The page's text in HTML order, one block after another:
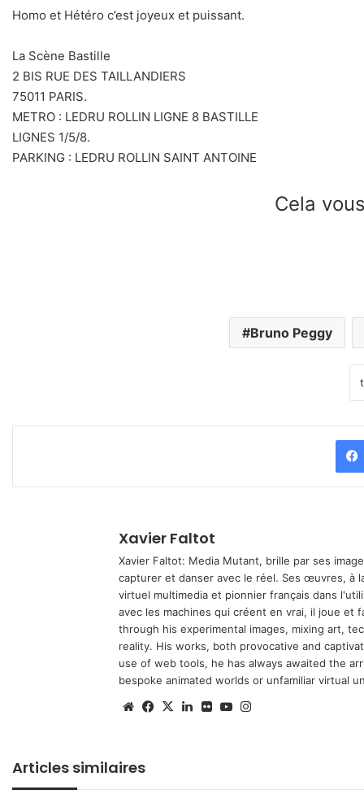
Homo et Hétéro c’est joyeux et puissant.
La Scène Bastille
2 BIS RUE DES TAILLANDIERS
75011 PARIS.
METRO : LEDRU ROLLIN LIGNE 8 BASTILLE
LIGNES 1/5/8.
PARKING : LEDRU ROLLIN SAINT ANTOINE
Cela
Bruno Peggy
Xavier Faltot
Xavier Faltot: Media Mutant, brille par ses
capturer et danser avec le réel. Ses œuvres, à
virtuel multimedia et pionnier français dans
avec les machines qui créent en vrai, il joue et
through his experimental images, mixing art,
reality. His works, both provocative and
use of web tools, he has always awaited the
bespoke animated worlds or unfamiliar virtual
WebsiteFacebook
X Linkedin
FlickrYouTube
Articles similaires